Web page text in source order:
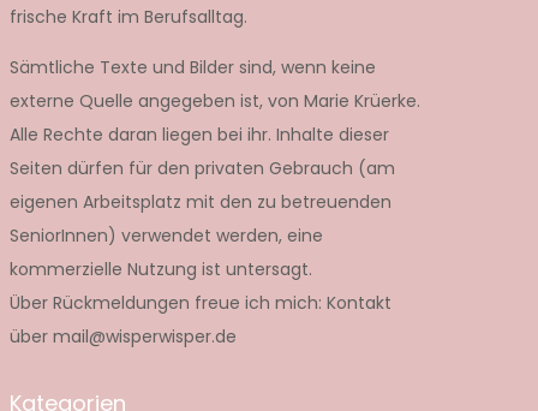
frische Kraft im Berufsalltag.
Sämtliche Texte und Bilder sind, wenn keine
externe Quelle angegeben ist, von Marie Krüerke.
Alle Rechte daran liegen bei ihr. Inhalte dieser
Seiten dürfen für den privaten Gebrauch (am
eigenen Arbeitsplatz mit den zu betreuenden
SeniorInnen) verwendet werden, eine
kommerzielle Nutzung ist untersagt.
Über Rückmeldungen freue ich mich: Kontakt
über mail@wisperwisper.de
Kategorien